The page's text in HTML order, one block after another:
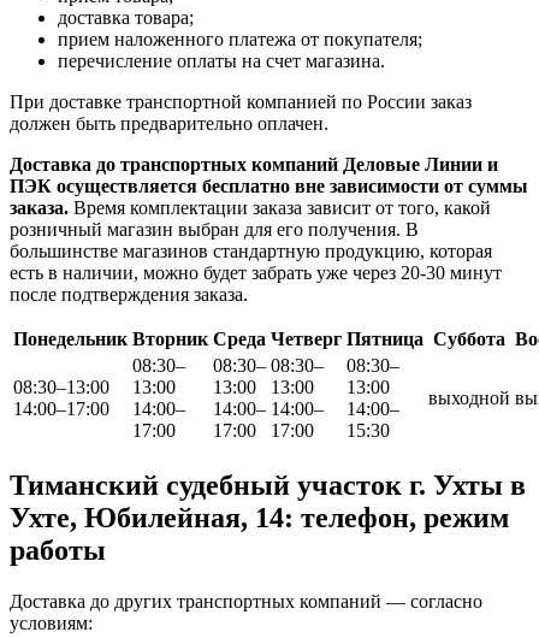
доставка товара;
прием наложенного платежа от покупателя;
перечисление оплаты на счет магазина.
При доставке транспортной компанией по России заказ
должен быть предварительно оплачен.
Доставка до транспортных компаний Деловые Линии и
ПЭК осуществляется бесплатно вне зависимости от суммы
заказа. Время комплектации заказа зависит от того, какой
розничный магазин выбран для его получения. В
большинстве магазинов стандартную продукцию, которая
есть в наличии, можно будет забрать уже через 20-30 минут
после подтверждения заказа.
Понедельник Вторник Среда Четверг Пятница Суббота
08:30–13:00
14:00–17:00
08:30–
13:00
14:00–
17:00
08:30–
13:00
14:00–
17:00
08:30–
13:00
14:00–
17:00
08:30–
13:00
14:00–
15:30
выходной
Тиманский судебный участок г. Ухты в
Ухте, Юбилейная, 14: телефон, режим
работы
Доставка до других транспортных компаний — согласно
условиям: